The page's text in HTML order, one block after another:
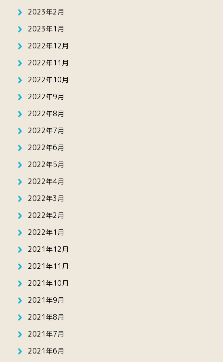
2023年2月
2023年1月
2022年12月
2022年11月
2022年10月
2022年9月
2022年8月
2022年7月
2022年6月
2022年5月
2022年4月
2022年3月
2022年2月
2022年1月
2021年12月
2021年11月
2021年10月
2021年9月
2021年8月
2021年7月
2021年6月